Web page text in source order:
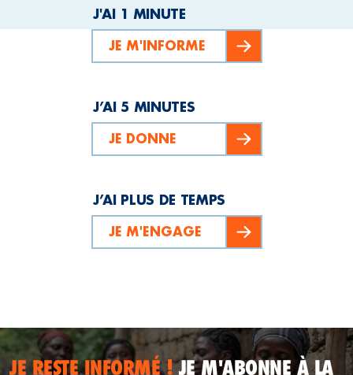
J'AI 1 MINUTE
JE M'INFORME
J’AI 5 MINUTES
JE DONNE
J’AI PLUS DE TEMPS
JE M'ENGAGE
JE RESTE INFORMÉ !JE M'ABONNE À LA